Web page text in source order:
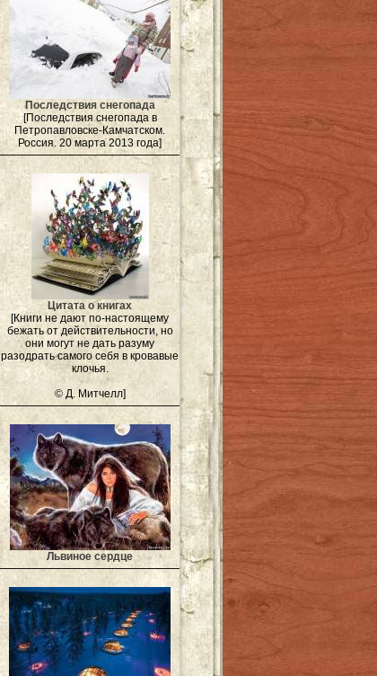
Последствия снегопада
[Последствия снегопада в
Петропавловске-Камчатском.
Россия. 20 марта 2013 года]
Цитата о книгах
[Книги не дают по-настоящему
бежать от действительности, но
они могут не дать разуму
разодрать самого себя в кровавые
клочья.
© Д. Митчелл]
Львиное сердце